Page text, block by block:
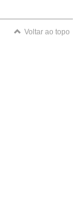
Voltar ao topo